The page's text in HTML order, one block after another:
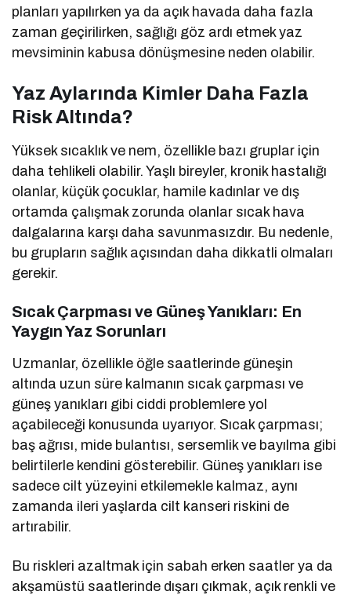
planları yapılırken ya da açık havada daha fazla
zaman geçirilirken, sağlığı göz ardı etmek yaz
mevsiminin kabusa dönüşmesine neden olabilir.
Yaz Aylarında Kimler Daha Fazla
Risk Altında?
Yüksek sıcaklık ve nem, özellikle bazı gruplar için
daha tehlikeli olabilir. Yaşlı bireyler, kronik hastalığı
olanlar, küçük çocuklar, hamile kadınlar ve dış
ortamda çalışmak zorunda olanlar sıcak hava
dalgalarına karşı daha savunmasızdır. Bu nedenle,
bu grupların sağlık açısından daha dikkatli olmaları
gerekir.
Sıcak Çarpması ve Güneş Yanıkları: En
Yaygın Yaz Sorunları
Uzmanlar, özellikle öğle saatlerinde güneşin
altında uzun süre kalmanın sıcak çarpması ve
güneş yanıkları gibi ciddi problemlere yol
açabileceği konusunda uyarıyor. Sıcak çarpması;
baş ağrısı, mide bulantısı, sersemlik ve bayılma gibi
belirtilerle kendini gösterebilir. Güneş yanıkları ise
sadece cilt yüzeyini etkilemekle kalmaz, aynı
zamanda ileri yaşlarda cilt kanseri riskini de
artırabilir.
Bu riskleri azaltmak için sabah erken saatler ya da
akşamüstü saatlerinde dışarı çıkmak, açık renkli ve